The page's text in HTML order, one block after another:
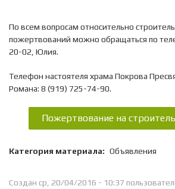
По всем вопросам относительно
пожертвований можно обращаться по
20-02, Юлия.
Телефон настоятеля храма Покрова
Романа: 8 (919) 725-74-90.
Пожертвование на
Категория материала: Объявления
Создан ср, 20/04/2016 - 10:37